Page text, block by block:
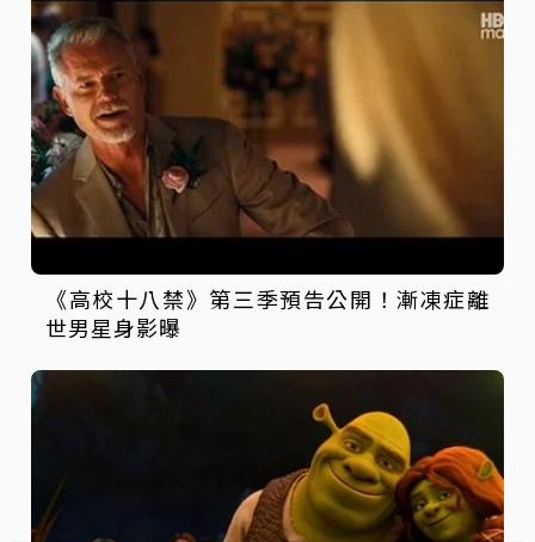
《高校十八禁》第三季預告公開！漸凍症離
世男星身影曝